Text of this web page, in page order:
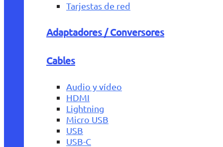
Tarjestas de red
Adaptadores / Conversores
Cables
Audio y vídeo
HDMI
Lightning
Micro USB
USB
USB-C